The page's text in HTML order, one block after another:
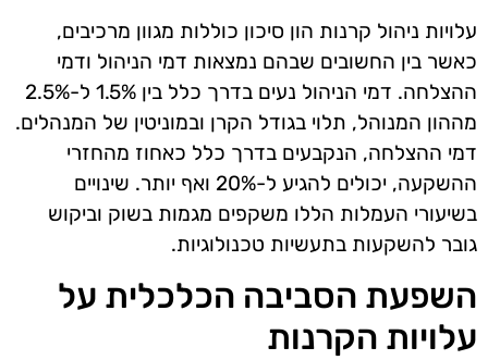
עלויות ניהול קרנות הון סיכון כוללות מגוון מרכיבים,
כאשר בין החשובים שבהם נמצאות דמי הניהול ודמי
ההצלחה. דמי הניהול נעים בדרך כלל בין 1.5% ל-2.5%
מההון המנוהל, תלוי בגודל הקרן ובמוניטין של המנהלים.
דמי ההצלחה, הנקבעים בדרך כלל כאחוז מהחזרי
ההשקעה, יכולים להגיע ל-20% ואף יותר. שינויים
בשיעורי העמלות הללו משקפים מגמות בשוק וביקוש
גובר להשקעות בתעשיות טכנולוגיות.
השפעת הסביבה הכלכלית על
עלויות הקרנות